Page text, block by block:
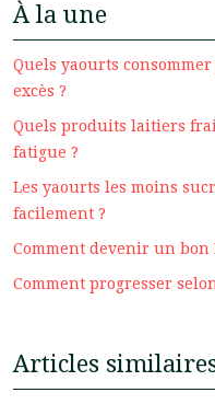
À la une
Quels yaourts
excès ?
Quels produits laitiers
fatigue ?
Les yaourts les moins
facilement ?
Comment devenir un bon
Comment progresser
Articles